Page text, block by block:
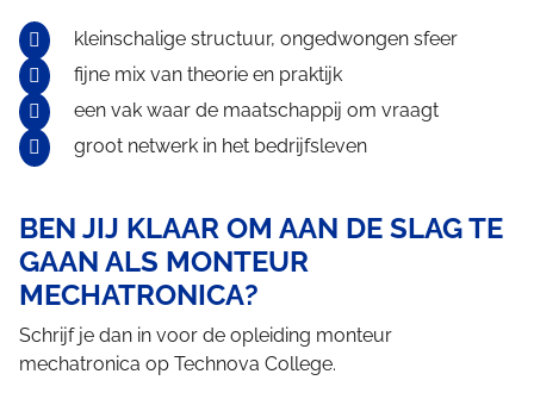
kleinschalige structuur, ongedwongen sfeer
fijne mix van theorie en praktijk
een vak waar de maatschappij om vraagt
groot netwerk in het bedrijfsleven
BEN JIJ KLAAR OM AAN DE SLAG TE
GAAN ALS MONTEUR
MECHATRONICA?
Schrijf je dan in voor de opleiding monteur
mechatronica op Technova College.